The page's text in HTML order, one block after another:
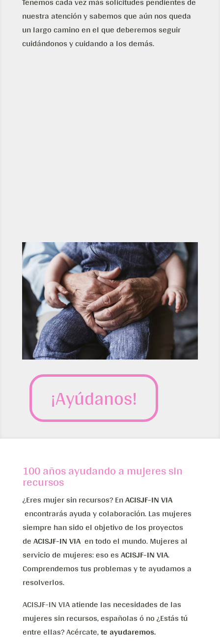
nuestra atención y sabemos que aún nos queda
un largo camino en el que deberemos seguir
cuidándonos y cuidando a los demás.
¡Ayúdanos!
100 años ayudando a mujeres sin
recursos
¿Eres mujer sin recursos? EnACISJF-IN VIA
encontrarás ayuda y colaboración. Las mujeres
siempre han sido el objetivo de los proyectos
deACISJF-IN VIA en todo el mundo. Mujeres al
servicio de mujeres: eso esACISJF-IN VIA.
Comprendemos tus problemas y te ayudamos a
resolverlos.
ACISJF-IN VIA atiende las necesidades de las
mujeres sin recursos, españolas ó no ¿Estás tú
entre ellas? Acércate,te ayudaremos.